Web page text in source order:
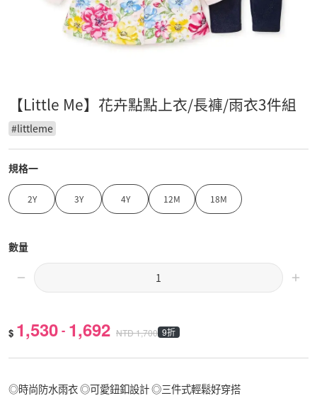
【Little Me】花卉點點上衣/長褲/雨衣3件組
#littleme
規格一
2Y 3Y 4Y 12M 18M
數量
$ 1,530 - 1,692 NTD1,700 9折
◎時尚防水雨衣 ◎可愛鈕釦設計 ◎三件式輕鬆好穿搭